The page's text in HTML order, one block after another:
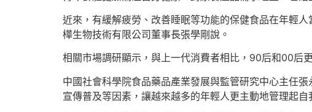
近來，有緩解疲勞、改善睡眠等功能的保健食品在年輕
樺生物技術有限公司董事長張學剛說。
相關市場調研顯示，與上一代消費者相比，90后和00后
中國社會科學院食品藥品產業發展與監管研究中心主任
宣傳普及等因素，讓越來越多的年輕人更主動地管理起